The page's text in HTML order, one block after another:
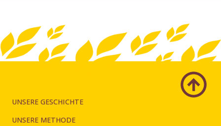
UNSERE GESCHICHTE
UNSERE METHODE